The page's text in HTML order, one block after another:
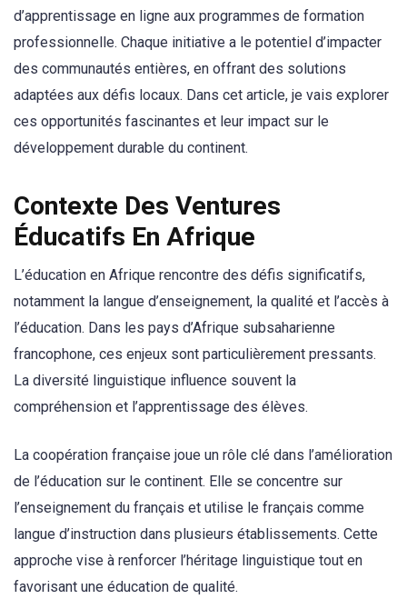
d’apprentissage en ligne aux programmes de formation
professionnelle. Chaque initiative a le potentiel d’impacter
des communautés entières, en offrant des solutions
adaptées aux défis locaux. Dans cet article, je vais explorer
ces opportunités fascinantes et leur impact sur le
développement durable du continent.
Contexte Des Ventures
Éducatifs En Afrique
L’éducation en Afrique rencontre des défis significatifs,
notamment la langue d’enseignement, la qualité et l’accès à
l’éducation. Dans les pays d’Afrique subsaharienne
francophone, ces enjeux sont particulièrement pressants.
La diversité linguistique influence souvent la
compréhension et l’apprentissage des élèves.
La coopération française joue un rôle clé dans l’amélioration
de l’éducation sur le continent. Elle se concentre sur
l’enseignement du français et utilise le français comme
langue d’instruction dans plusieurs établissements. Cette
approche vise à renforcer l’héritage linguistique tout en
favorisant une éducation de qualité.